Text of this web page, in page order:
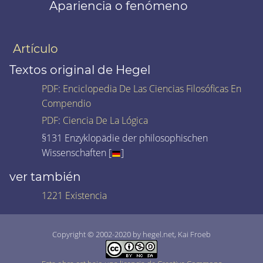
Apariencia o fenómeno
Artículo
Textos original de Hegel
PDF: Enciclopedia De Las Ciencias Filosóficas En
Compendio
PDF: Ciencia De La Lógica
§131 Enzyklopädie der philosophischen
Wissenschaften [
]
ver también
1221 Existencia
Copyright © 2002-2020 by hegel.net, Kai Froeb